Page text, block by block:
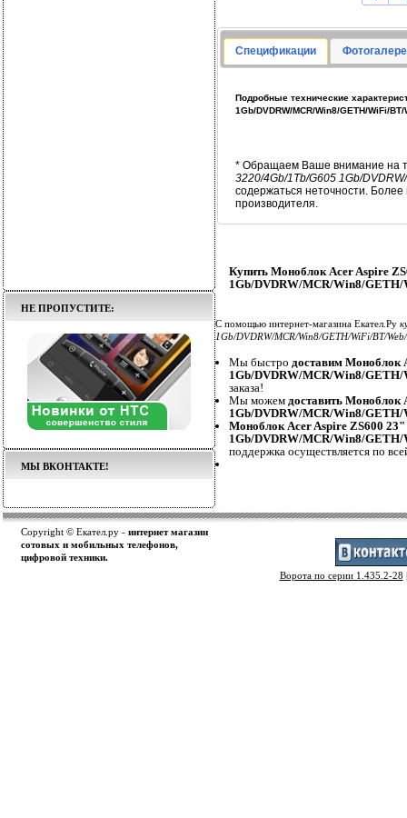
НЕ ПРОПУСТИТЕ:
МЫ ВКОНТАКТЕ!
Спецификации
Подробные технические
1Gb/DVDRW/MCR/Win8/GETH/WiFi/
* Обращаем Ваше внимание на
3220/4Gb/1Tb/G605 1Gb/
содержаться неточности.
производителя.
Купить Моноблок Acer Aspire
1Gb/DVDRW/MCR/Win8/
С помощью интернет-магазина Екател.Ру
1Gb/DVDRW/MCR/Win8/GETH/WiFi/BT/
Мы быстро доставим Моноблок
1Gb/DVDRW/MCR/Win8/
заказа!
Мы можем доставить Моноблок
1Gb/DVDRW/MCR/Win8/
Моноблок Acer Aspire ZS600
1Gb/DVDRW/MCR/Win8/
поддержка осуществляется по
Copyright © Екател.ру - интернет магазин
сотовых и мобильных телефонов,
цифровой техники.
Ворота по серии 1.435.2-28